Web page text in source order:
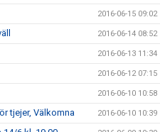
2016-06-15 09:02
2016-06-14 08:52
2016-06-13 11:34
2016-06-12 07:15
2016-06-10 10:58
tjejer, Välkomna 2016-06-10 10:39